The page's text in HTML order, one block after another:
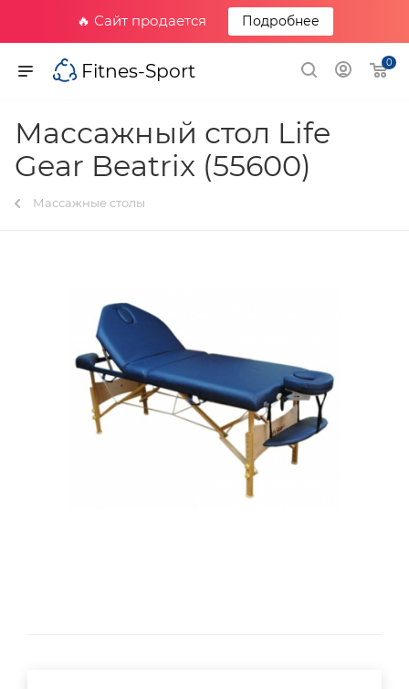
🔥 Сайт продается Подробнее
Fitnes-Sport 0
Массажный стол Life
Gear Beatrix (55600)
Массажные столы